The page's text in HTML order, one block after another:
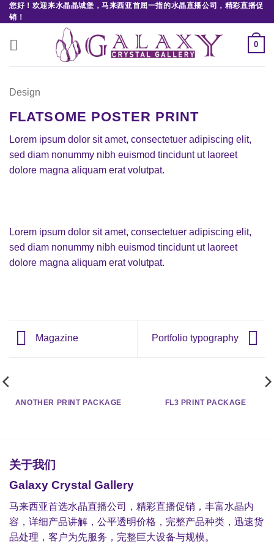
Skip
to
content
您好！欢迎来水晶晶城堡，马来西亚首屈一指的水晶直播公司，精彩直播促
销！
0
Design
FLATSOME POSTER PRINT
Lorem ipsum dolor sit amet, consectetuer adipiscing elit,
sed diam nonummy nibh euismod tincidunt ut laoreet
dolore magna aliquam erat volutpat.
Lorem ipsum dolor sit amet, consectetuer adipiscing elit,
sed diam nonummy nibh euismod tincidunt ut laoreet
dolore magna aliquam erat volutpat.
Magazine Portfolio typography
ANOTHER PRINT PACKAGE FL3 PRINT PACKAGE
关于我们
Galaxy Crystal Gallery
马来西亚首选水晶直播公司，精彩直播促销，丰富水晶内
容，详细产品讲解，公平透明价格，完整产品种类，迅速货
品处理，客户为先服务，完整巨大设备与规模。